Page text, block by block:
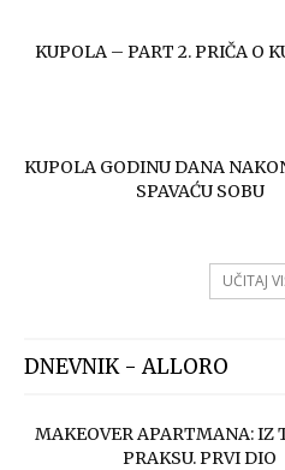
KUPOLA – PART 2. PRIČA O
KUPOLA GODINU DANA
SPAVAĆU SOBU
UČITAJ
DNEVNIK - ALLORO
MAKEOVER APARTMANA: IZ
PRAKSU. PRVI DIO